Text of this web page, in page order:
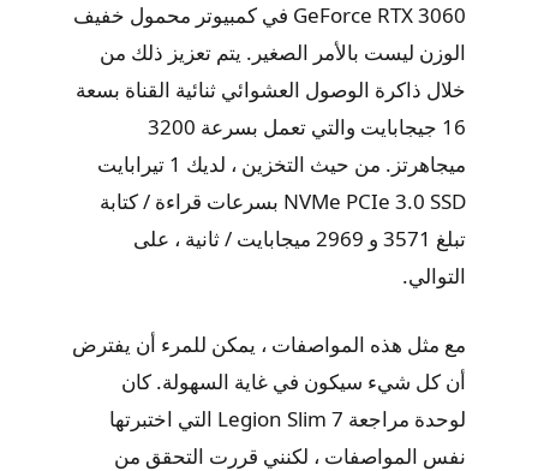
GeForce RTX 3060 في كمبيوتر محمول خفيف
الوزن ليست بالأمر الصغير. يتم تعزيز ذلك من
خلال ذاكرة الوصول العشوائي ثنائية القناة بسعة
16 جيجابايت والتي تعمل بسرعة 3200
ميجاهرتز. من حيث التخزين ، لديك 1 تيرابايت
NVMe PCIe 3.0 SSD بسرعات قراءة / كتابة
تبلغ 3571 و 2969 ميجابايت / ثانية ، على
التوالي.
مع مثل هذه المواصفات ، يمكن للمرء أن يفترض
أن كل شيء سيكون في غاية السهولة. كان
لوحدة مراجعة Legion Slim 7 التي اختبرتها
نفس المواصفات ، لكنني قررت التحقق من